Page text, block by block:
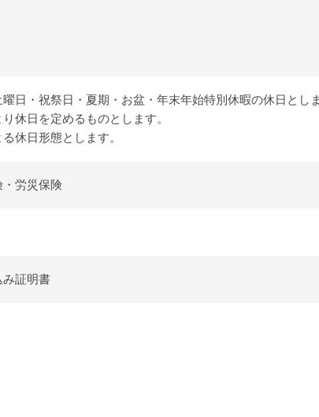
日・祝祭日・夏期・お盆・年末年始特別休暇の休日とし
休日を定めるものとします。
休日形態とします。
労災保険
み証明書